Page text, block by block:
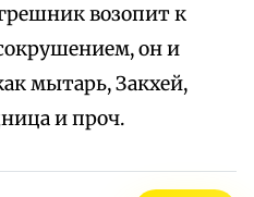
возопит к
он и
мытарь, Закхей,
и проч.